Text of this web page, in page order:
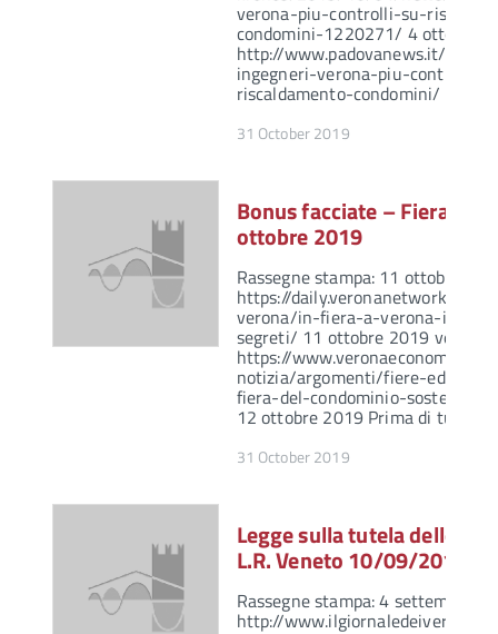
verona-piu-controlli-su-
condomini-1220271/ 4 ottobre
http://www.padovanews.it/
ingegneri-verona-piu-controlli-
riscaldamento-condomini/ 4…
31 October 2019
Bonus facciate – Fiera del
ottobre 2019
Rassegne stampa: 11 ottobre
https://daily.veronanetwork.it/
verona/in-fiera-a-verona-il-
segreti/ 11 ottobre 2019 verona
https://
notizia/argomenti/fiere-ed-
fiera-del-condominio-sostenibil-
12 ottobre 2019 Prima di tutto
31 October 2019
Legge sulla tutela delle
L.R. Veneto 10/09/2019,
Rassegne stampa: 4 settembre Il
http://